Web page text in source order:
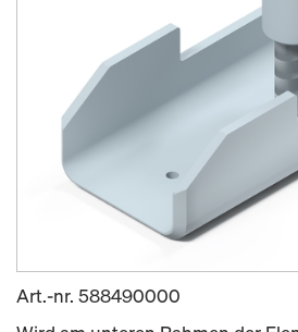
Art.-nr. 588490000